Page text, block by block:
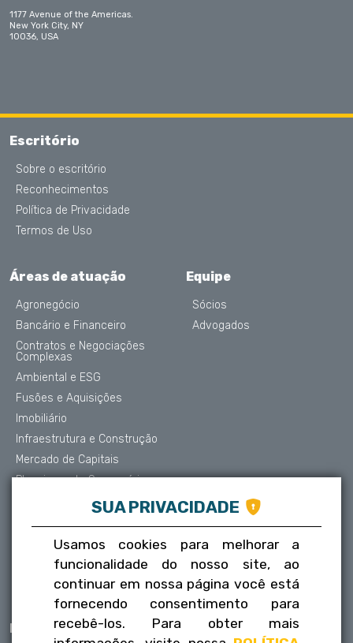
1177 Avenue of the Americas.
New York City, NY
10036, USA
Escritório
Sobre o escritório
Reconhecimentos
Política de Privacidade
Termos de Uso
Áreas de atuação
Agronegócio
Bancário e Financeiro
Contratos e Negociações
Complexas
Ambiental e ESG
Fusões e Aquisições
Imobiliário
Infraestrutura e Construção
Mercado de Capitais
Planejamento Sucessório
Contencioso e Arbitragem
Societário
Trabalhista
Tributário
Equipe
Sócios
Advogados
Publicações Contatos
SUA PRIVACIDADE
Usamos cookies para melhorar a
funcionalidade do nosso site, ao
continuar em nossa página você está
fornecendo consentimento para
recebê-los. Para obter mais